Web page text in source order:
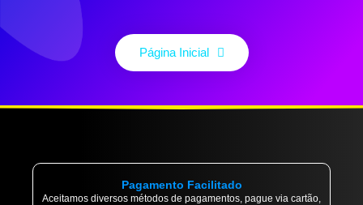
Página Inicial
Pagamento Facilitado
Aceitamos diversos métodos de pagamentos, pague via cartão,